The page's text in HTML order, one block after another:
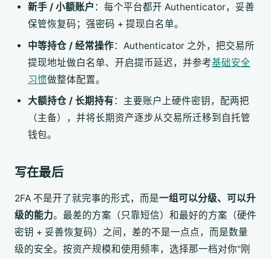
新手 / 小额账户 ：每个平台都开 Authenticator，妥善
保管恢复码；强密码 + 提现白名单。
中等持仓 / 经常操作：Authenticator 之外，把交易所
提现地址做白名单、开启提币延迟，并参考基础安全
习惯做整体配置。
大额持仓 / 长期持有：主要账户上硬件密钥，配两把
（主备），并将长期资产逐步从交易所迁移到自托管
钱包。
写在最后
2FA 不是开了就完事的形式，而是一组可以分级、可以升
级的能力。最差的方案（只靠短信）和最好的方案（硬件
密钥 + 妥善恢复码）之间，差的不是一点点，而是数量
级的安全。按资产规模和使用频率，选择那一档对你"刚